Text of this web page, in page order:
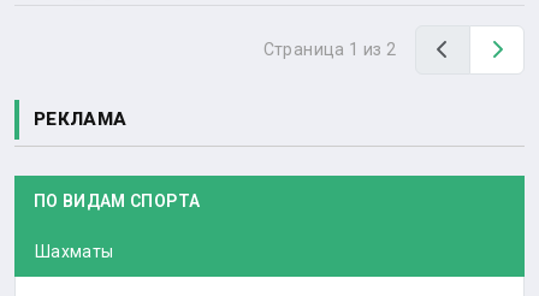
Страница 1 из 2 Назад
РЕКЛАМА
ПО ВИДАМ СПОРТА
Шахматы